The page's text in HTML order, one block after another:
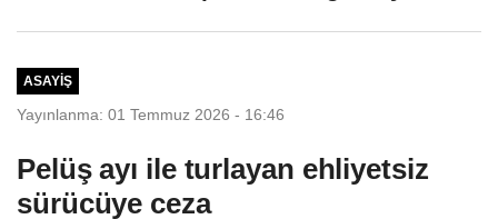
ASAYIŞ
Yayınlanma: 01 Temmuz 2026 - 16:46
Pelüş ayı ile turlayan ehliyetsiz
sürücüye ceza